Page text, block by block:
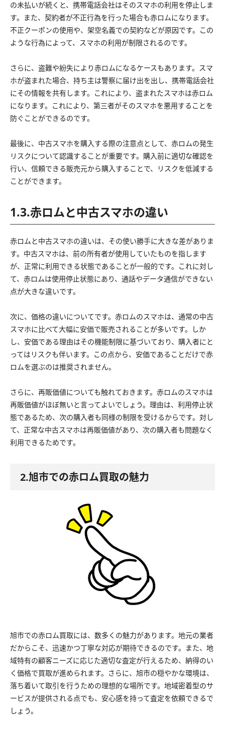
の未払いが続くと、携帯電話会社はそのスマホの利用を停止しま
す。また、契約者が不正行為を行った場合も赤ロムになります。
不正クーポンの使用や、架空名義での契約などが原因です。この
ような行為によって、スマホの利用が制限されるのです。
さらに、盗難や紛失により赤ロムになるケースもあります。スマ
ホが盗まれた場合、持ち主は警察に届け出を出し、携帯電話会社
にその情報を共有します。これにより、盗まれたスマホは赤ロム
になります。これにより、第三者がそのスマホを悪用することを
防ぐことができるのです。
最後に、中古スマホを購入する際の注意点として、赤ロムの発生
リスクについて認識することが重要です。購入前に適切な確認を
行い、信頼できる販売元から購入することで、リスクを低減する
ことができます。
1.3.赤ロムと中古スマホの違い
赤ロムと中古スマホの違いは、その使い勝手に大きな差がありま
す。中古スマホは、前の所有者が使用していたものを指します
が、正常に利用できる状態であることが一般的です。これに対し
て、赤ロムは使用停止状態にあり、通話やデータ通信ができない
点が大きな違いです。
次に、価格の違いについてです。赤ロムのスマホは、通常の中古
スマホに比べて大幅に安価で販売されることが多いです。しか
し、安価である理由はその機能制限に基づいており、購入者にと
ってはリスクも伴います。この点から、安価であることだけで赤
ロムを選ぶのは推奨されません。
さらに、再販価値についても触れておきます。赤ロムのスマホは
再販価値がほぼ無いと言ってよいでしょう。理由は、利用停止状
態であるため、次の購入者も同様の制限を受けるからです。対し
て、正常な中古スマホは再販価値があり、次の購入者も問題なく
利用できるためです。
2.旭市での赤ロム買取の魅力
旭市での赤ロム買取には、数多くの魅力があります。地元の業者
だからこそ、迅速かつ丁寧な対応が期待できるのです。また、地
域特有の顧客ニーズに応じた適切な査定が行えるため、納得のい
く価格で買取が進められます。さらに、旭市の穏やかな環境は、
落ち着いて取引を行うための理想的な場所です。地域密着型のサ
ービスが提供される点でも、安心感を持って査定を依頼できるで
しょう。